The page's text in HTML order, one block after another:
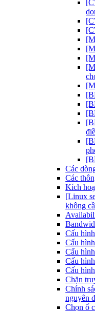
Các
Các
Kích
[Linux
không
Cấu
Cấu
Cấu
Cấu
Cấu
Chặn
Chính
nguyên
Chọn ổ